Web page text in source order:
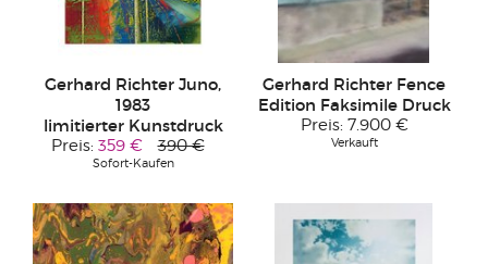
Gerhard Richter Juno,
1983
limitierter Kunstdruck
Preis: 359 € 390 €
Sofort-Kaufen
Gerhard Richter Fence
Edition Faksimile Druck
Preis: 7.900 €
Verkauft